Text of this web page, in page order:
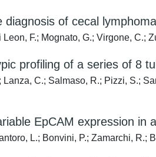
diagnosis of cecal lymphoma
F.; Mognato, G.; Virgone, C.;
profiling of a series of 8
Lanza, C.; Salmaso, R.; Pizzi, S.;
EpCAM expression in
L.; Bonvini, P.; Zamarchi, R.;